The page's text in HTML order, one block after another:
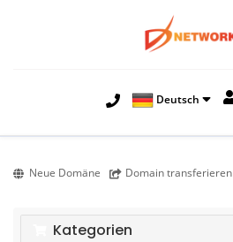
Deutsch
Neue Domäne Domain transferieren
Kategorien